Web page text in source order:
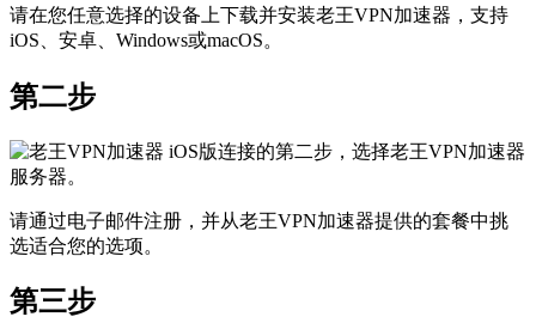
请在您任意选择的设备上下载并安装老王VPN加速器，支持
iOS、安卓、Windows或macOS。
第二步
请通过电子邮件注册，并从老王VPN加速器提供的套餐中挑
选适合您的选项。
第三步